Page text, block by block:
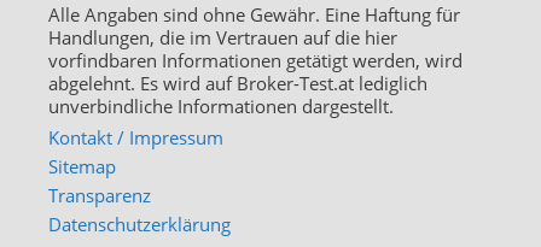
Alle Angaben sind ohne Gewähr. Eine Haftung für
Handlungen, die im Vertrauen auf die hier
vorfindbaren Informationen getätigt werden, wird
abgelehnt. Es wird auf Broker-Test.at lediglich
unverbindliche Informationen dargestellt.
Kontakt / Impressum
Sitemap
Transparenz
Datenschutzerklärung